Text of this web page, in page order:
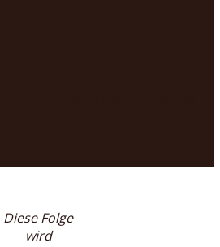
Diese Folge
wird